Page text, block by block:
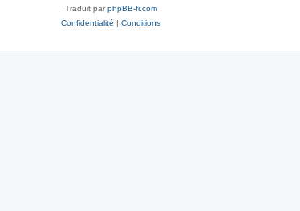
Traduit parphpBB-fr.com
Confidentialité | Conditions